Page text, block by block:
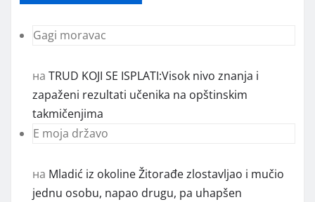
Gagi moravac
на TRUD KOJI SE ISPLATI:Visok nivo znanja i
zapaženi rezultati učenika na opštinskim
takmičenjima
E moja državo
на Mladić iz okoline Žitorađe zlostavljao i mučio
jednu osobu, napao drugu, pa uhapšen